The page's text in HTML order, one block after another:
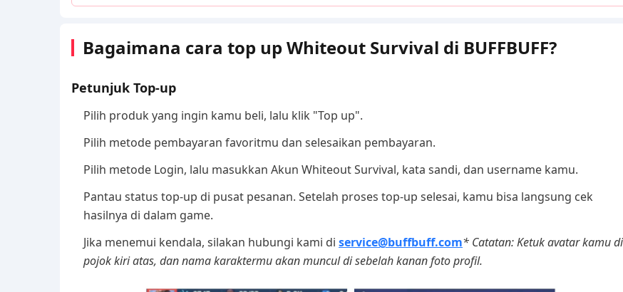
Bagaimana cara top up Whiteout Survival di BUFFBUFF?
Petunjuk Top-up
Pilih produk yang ingin kamu beli, lalu klik "Top up".
Pilih metode pembayaran favoritmu dan selesaikan pembayaran.
Pilih metode Login, lalu masukkan Akun Whiteout Survival, kata sandi, dan username kamu.
Pantau status top-up di pusat pesanan. Setelah proses top-up selesai, kamu bisa langsung cek
hasilnya di dalam game.
Jika menemui kendala, silakan hubungi kami di service@buffbuff.com* Catatan: Ketuk avatar kamu di
pojok kiri atas, dan nama karaktermu akan muncul di sebelah kanan foto profil.